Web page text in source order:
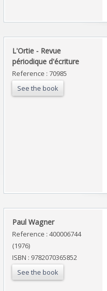
‎L'Ortie - Revue
périodique d'écriture‎
Reference : 70985
See the book
‎Paul Wagner‎
Reference : 400006744
(1976)
ISBN : 9782070365852
See the book